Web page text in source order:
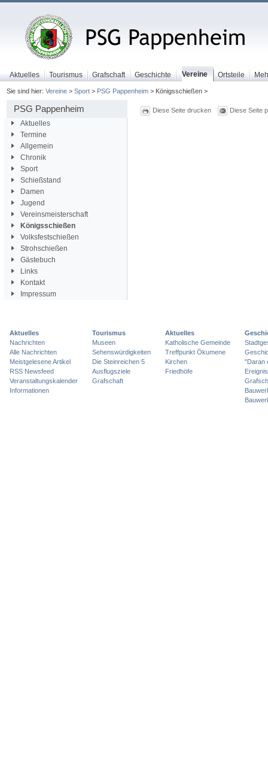
Aktuelles Tourismus Grafschaft Geschichte Vereine Ortsteile
Sie sind hier: Vereine> Sport> PSG Pappenheim> Königsschießen >
PSG Pappenheim
Aktuelles
Termine
Allgemein
Chronik
Sport
Schießstand
Damen
Jugend
Vereinsmeisterschaft
Königsschießen
Volksfestschießen
Strohschießen
Gästebuch
Links
Kontakt
Impressum
Diese Seite drucken Diese Seite
Aktuelles
Nachrichten
Alle Nachrichten
Meistgelesene Artikel
RSS Newsfeed
Veranstaltungskalender
Informationen
Tourismus
Museen
Sehenswürdigkeiten
Die Steinreichen 5
Ausflugsziele
Grafschaft
Aktuelles
Katholische Gemeinde
Treffpunkt Ökumene
Kirchen
Friedhöfe
"Daran